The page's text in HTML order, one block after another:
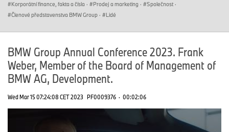
Korporátní finance, fakta a čísla · Prodej a marketing · Společnost ·
Členové představenstva BMW Group · Lidé
BMW Group Annual Conference 2023. Frank
Weber, Member of the Board of Management of
BMW AG, Development.
Wed Mar 15 07:24:08 CET 2023 PF0009376 · 00:02:06